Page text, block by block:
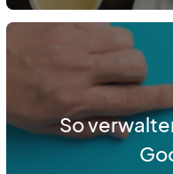
So